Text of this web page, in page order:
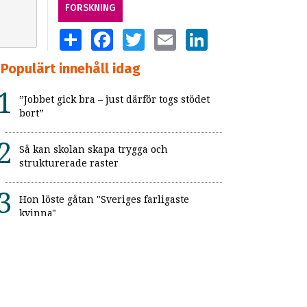
FORSKNING
SHARE FACEBOOKTWITTEREMAIL LINKEDIN
Populärt innehåll idag
”Jobbet gick bra – just därför togs stödet
bort”
Så kan skolan skapa trygga och
strukturerade raster
Hon löste gåtan "Sveriges farligaste
kvinna"